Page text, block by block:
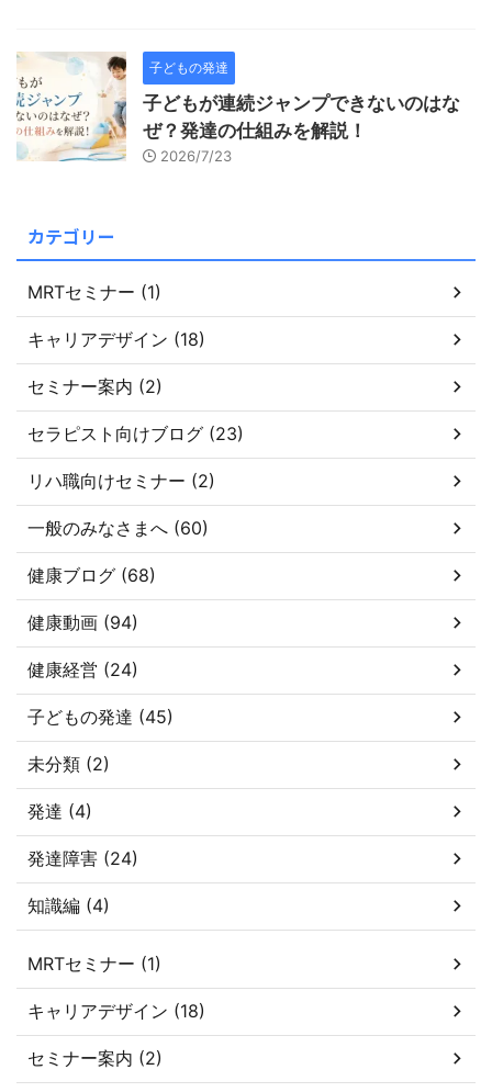
子どもの発達
子どもが連続ジャンプできないのはな
ぜ？発達の仕組みを解説！
2026/7/23
カテゴリー
MRTセミナー (1)
キャリアデザイン (18)
セミナー案内 (2)
セラピスト向けブログ (23)
リハ職向けセミナー (2)
一般のみなさまへ (60)
健康ブログ (68)
健康動画 (94)
健康経営 (24)
子どもの発達 (45)
未分類 (2)
発達 (4)
発達障害 (24)
知識編 (4)
MRTセミナー (1)
キャリアデザイン (18)
セミナー案内 (2)